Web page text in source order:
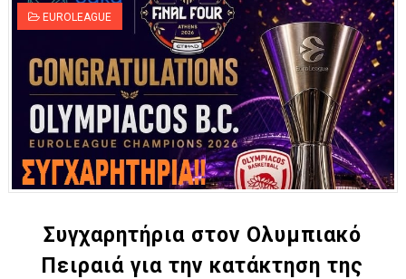
EUROLEAGUE
Συγχαρητήρια στον Ολυμπιακό
Πειραιά για την κατάκτηση της